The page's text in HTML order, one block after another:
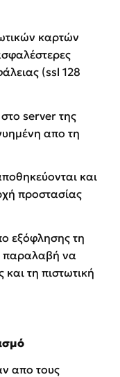
καρτών
(ssl 128
server της
απο τη
και
προστασίας
εξόφλησης τη
παραλαβή να
και τη πιστωτική
απο τους